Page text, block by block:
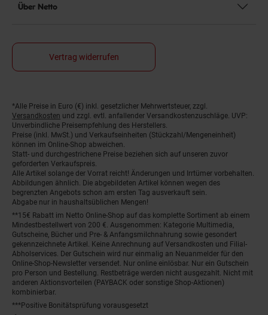
Über Netto
Vertrag widerrufen
Fußnoten
*Alle Preise in Euro (€) inkl. gesetzlicher Mehrwertsteuer, zzgl.
Versandkosten und zzgl. evtl. anfallender Versandkostenzuschläge. UVP:
Unverbindliche Preisempfehlung des Herstellers.
Preise (inkl. MwSt.) und Verkaufseinheiten (Stückzahl/Mengeneinheit)
können im Online-Shop abweichen.
Statt- und durchgestrichene Preise beziehen sich auf unseren zuvor
geforderten Verkaufspreis.
Alle Artikel solange der Vorrat reicht! Änderungen und Irrtümer vorbehalten.
Abbildungen ähnlich. Die abgebildeten Artikel können wegen des
begrenzten Angebots schon am ersten Tag ausverkauft sein.
Abgabe nur in haushaltsüblichen Mengen!
**15€ Rabatt im Netto Online-Shop auf das komplette Sortiment ab einem
Mindestbestellwert von 200 €. Ausgenommen: Kategorie Multimedia,
Gutscheine, Bücher und Pre- & Anfangsmilchnahrung sowie gesondert
gekennzeichnete Artikel. Keine Anrechnung auf Versandkosten und Filial-
Abholservices. Der Gutschein wird nur einmalig an Neuanmelder für den
Online-Shop-Newsletter versendet. Nur online einlösbar. Nur ein Gutschein
pro Person und Bestellung. Restbeträge werden nicht ausgezahlt. Nicht mit
anderen Aktionsvorteilen (PAYBACK oder sonstige Shop-Aktionen)
kombinierbar.
***Positive Bonitätsprüfung vorausgesetzt